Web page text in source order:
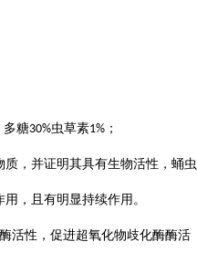
多糖30%虫草素1% ；
，并证明其具有生物活性，蛹虫
，且有明显持续作用。
活性，促进超氧化物歧化酶酶活